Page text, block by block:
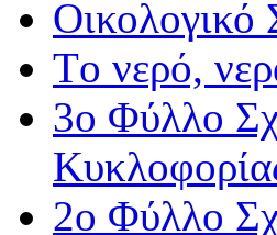
Οικολογικό
Τo νερό,
3ο Φύλλο
2ο Φύλλο